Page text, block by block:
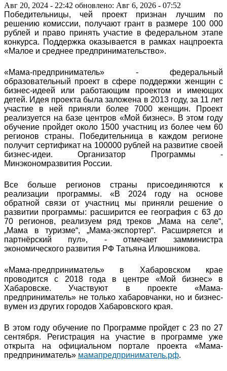
Авг 20, 2024 - 22:42 обновлено: Авг 6, 2026 - 07:52
Победительницы, чей проект признан лучшим по
решению комиссии, получают грант в размере 100 000
рублей и право принять участие в федеральном этапе
конкурса. Поддержка оказывается в рамках нацпроекта
«Малое и среднее предпринимательство».
«Мама-предприниматель» - федеральный
образовательный проект в сфере поддержки женщин с
бизнес-идеей или работающим проектом и имеющих
детей. Идея проекта была заложена в 2013 году, за 11 лет
участие в ней приняли более 7000 женщин. Проект
реализуется на базе центров «Мой бизнес». В этом году
обучение пройдет около 1500 участниц из более чем 60
регионов страны. Победительница в каждом регионе
получит сертификат на 100000 рублей на развитие своей
бизнес-идеи. Организатор Программы -
Минэкономразвития России.
Все больше регионов страны присоединяются к
реализации программы. «В 2024 году на основе
обратной связи от участниц мы приняли решение о
развитии программы: расширится ее география с 63 до
70 регионов, реализуем ряд треков „Мама на селе“,
„Мама в туризме“, „Мама-экспортер“. Расширяется и
партнёрский пул», - отмечает замминистра
экономического развития РФ Татьяна Илюшникова.
«Мама-предприниматель» в Хабаровском крае
проводится с 2018 года в центре «Мой бизнес» в
Хабаровске. Участвуют в проекте «Мама-
предприниматель» не только хабаровчанки, но и бизнес-
вумен из других городов Хабаровского края.
В этом году обучение по Программе пройдет с 23 по 27
сентября. Регистрация на участие в программе уже
открыта на официальном портале проекта «Мама-
предприниматель» мамапредприниматель.рф.